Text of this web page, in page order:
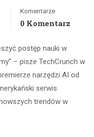
Komentarze
0 Komentarz
postęp nauki w
– pisze TechCrunch w
narzędzi AI od
serwis
trendów w